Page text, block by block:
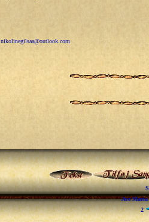
nikolinegilsaa@outlook.com
Ave Maria
2